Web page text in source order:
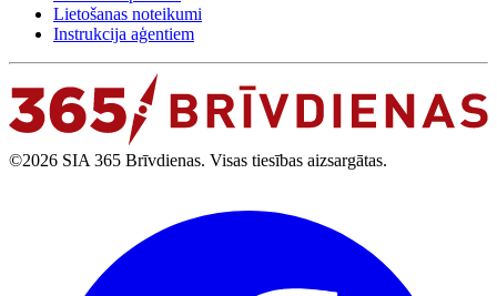
Lietošanas noteikumi
Instrukcija aģentiem
©2026 SIA 365 Brīvdienas. Visas tiesības aizsargātas.